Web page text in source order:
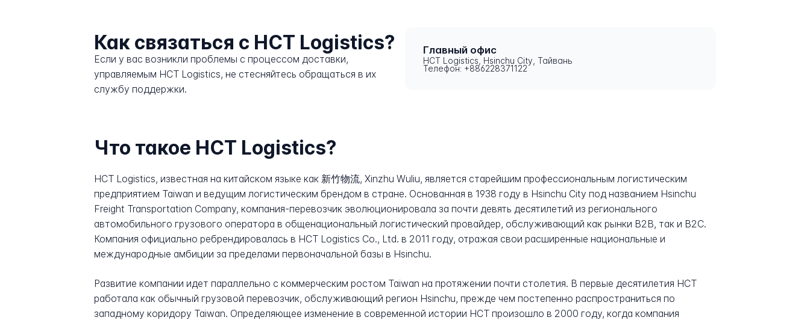
Как связаться с HCT Logistics?
Если у вас возникли проблемы с процессом доставки,
управляемым HCT Logistics, не стесняйтесь обращаться в их
службу поддержки.
Главный офис
HCT Logistics, Hsinchu City, Тайвань
Телефон: +886228371122
Что такое HCT Logistics?
HCT Logistics, известная на китайском языке как 新竹物流, Xinzhu Wuliu, является старейшим профессиональным логистическим
предприятием Taiwan и ведущим логистическим брендом в стране. Основанная в 1938 году в Hsinchu City под названием Hsinchu
Freight Transportation Company, компания-перевозчик эволюционировала за почти девять десятилетий из регионального
автомобильного грузового оператора в общенациональный логистический провайдер, обслуживающий как рынки B2B, так и B2C.
Компания официально ребрендировалась в HCT Logistics Co., Ltd. в 2011 году, отражая свои расширенные национальные и
международные амбиции за пределами первоначальной базы в Hsinchu.
Развитие компании идет параллельно с коммерческим ростом Taiwan на протяжении почти столетия. В первые десятилетия HCT
работала как обычный грузовой перевозчик, обслуживающий регион Hsinchu, прежде чем постепенно распространиться по
западному коридору Taiwan. Определяющее изменение в современной истории HCT произошло в 2000 году, когда компания